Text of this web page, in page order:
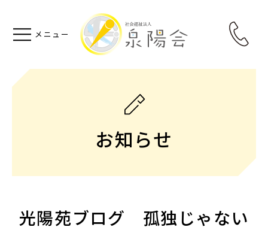
お知らせ
光陽苑ブログ 孤独じゃない